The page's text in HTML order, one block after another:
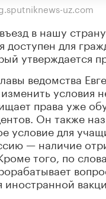
uz.com
в нашу
доступен для
утверждается
ведомства
условия
права уже
Он также
условие для
— наличие
того, по
иностранной